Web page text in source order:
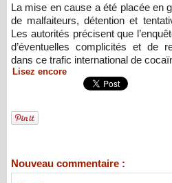
La mise en cause a été placée en
de malfaiteurs, détention et
Les autorités précisent que
d’éventuelles complicités et de
dans ce trafic international de
Lisez encore
Nouveau commentaire :